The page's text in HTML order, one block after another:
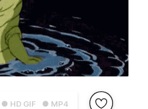
● HD GIF ● MP4